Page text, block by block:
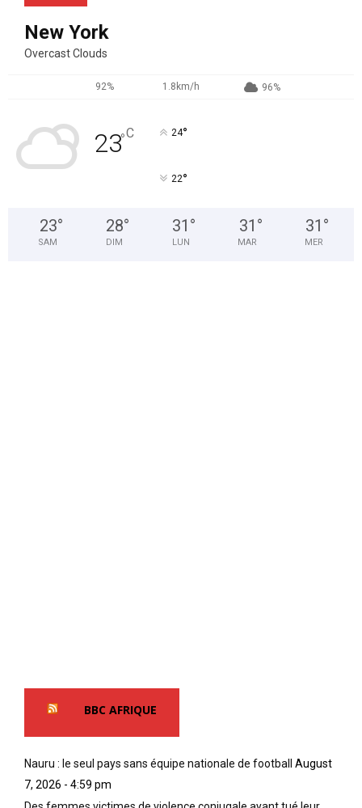
New York
Overcast Clouds
92% 1.8km/h 96%
23°C 24°
22°
23°
SAM
28°
DIM
31 °
LUN
31 °
MAR
31 °
MER
BBC AFRIQUE
Nauru : le seul pays sans équipe nationale de football
August
7, 2026 - 4:59 pm